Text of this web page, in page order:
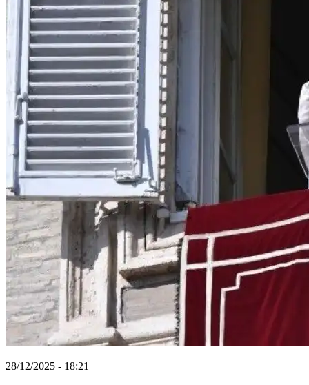
28/12/2025 - 18:21